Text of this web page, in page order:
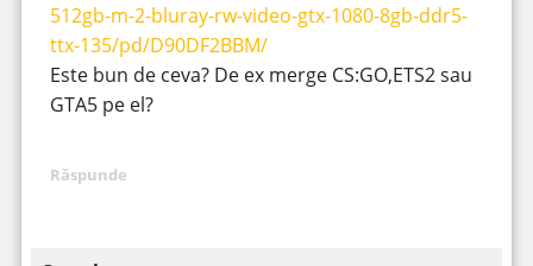
512gb-m-2-bluray-rw-video-gtx-1080-8gb-ddr5-
ttx-135/pd/D90DF2BBM/
Este bun de ceva? De ex merge CS:GO,ETS2 sau
GTA5 pe el?
Răspunde